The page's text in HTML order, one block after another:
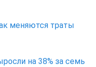
меняются траты
на 38% за семь